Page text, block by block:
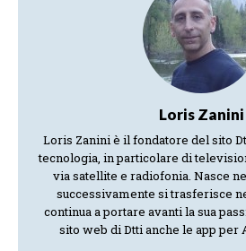
Loris Zanini
Loris Zanini è il fondatore del sito
tecnologia, in particolare di
via satellite e radiofonia. Nasce
successivamente si trasferisce
continua a portare avanti la sua
sito web di Dtti anche le app per